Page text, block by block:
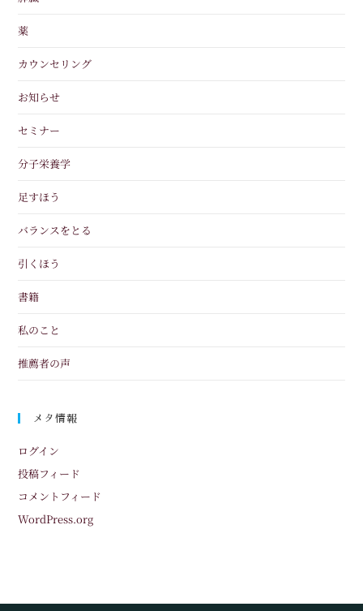
薬
カウンセリング
お知らせ
セミナー
分子栄養学
足すほう
バランスをとる
引くほう
書籍
私のこと
推薦者の声
メタ情報
ログイン
投稿フィード
コメントフィード
WordPress.org